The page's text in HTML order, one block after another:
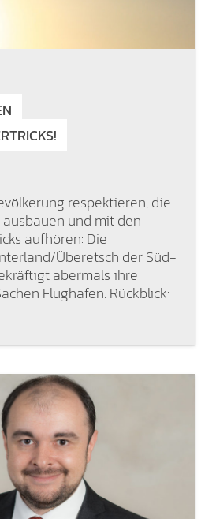
respektieren, die
und mit den
aufhören: Die
Überetsch der Süd-
abermals ihre
Flughafen. Rückblick: